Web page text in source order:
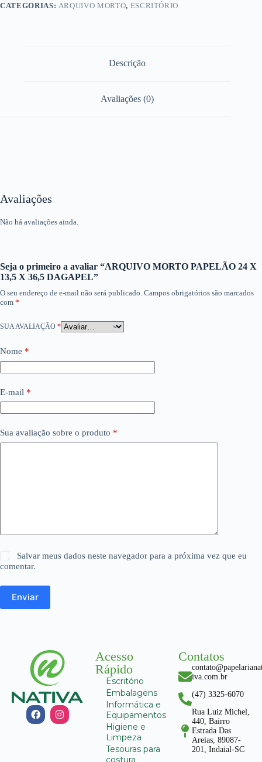
CATEGORIAS: ARQUIVO MORTO, ESCRITÓRIO
Descrição
Avaliações (0)
Avaliações
Não há avaliações ainda.
Seja o primeiro a avaliar “ARQUIVO MORTO PAPELÃO 24 X
13,5 X 36,5 DAGAPEL”
O seu endereço de e-mail não será publicado. Campos obrigatórios são marcados
com *
SUA AVALIAÇÃO *
Nome *
E-mail *
Sua avaliação sobre o produto *
Salvar meus dados neste navegador para a próxima vez que eu
comentar.
Enviar
Acesso
Rápido
Escritório
Embalagens
Informática e
Equipamentos
Higiene e
Limpeza
Tesouras para
costura
Contatos
iva.com.br
(47) 3325-6070
Rua Luiz Michel,
440, Bairro
Estrada Das
Areias, 89087-
201, Indaial-SC